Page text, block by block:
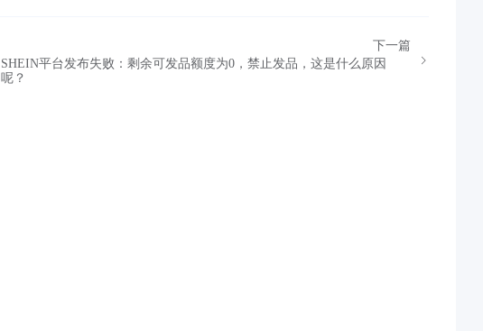
下一篇
SHEIN平台发布失败：剩余可发品额度为0，禁止发品，这是什么原因
呢？